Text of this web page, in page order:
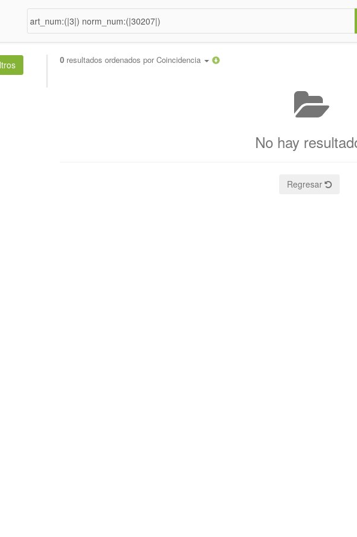
0resultados ordenados por Coincidencia
No hay
Regresar